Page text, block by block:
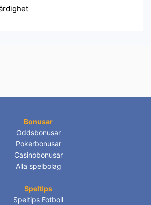
Bonusar
Oddsbonusar
Pokerbonusar
Casinobonusar
Alla spelbolag
Speltips
Speltips Fotboll